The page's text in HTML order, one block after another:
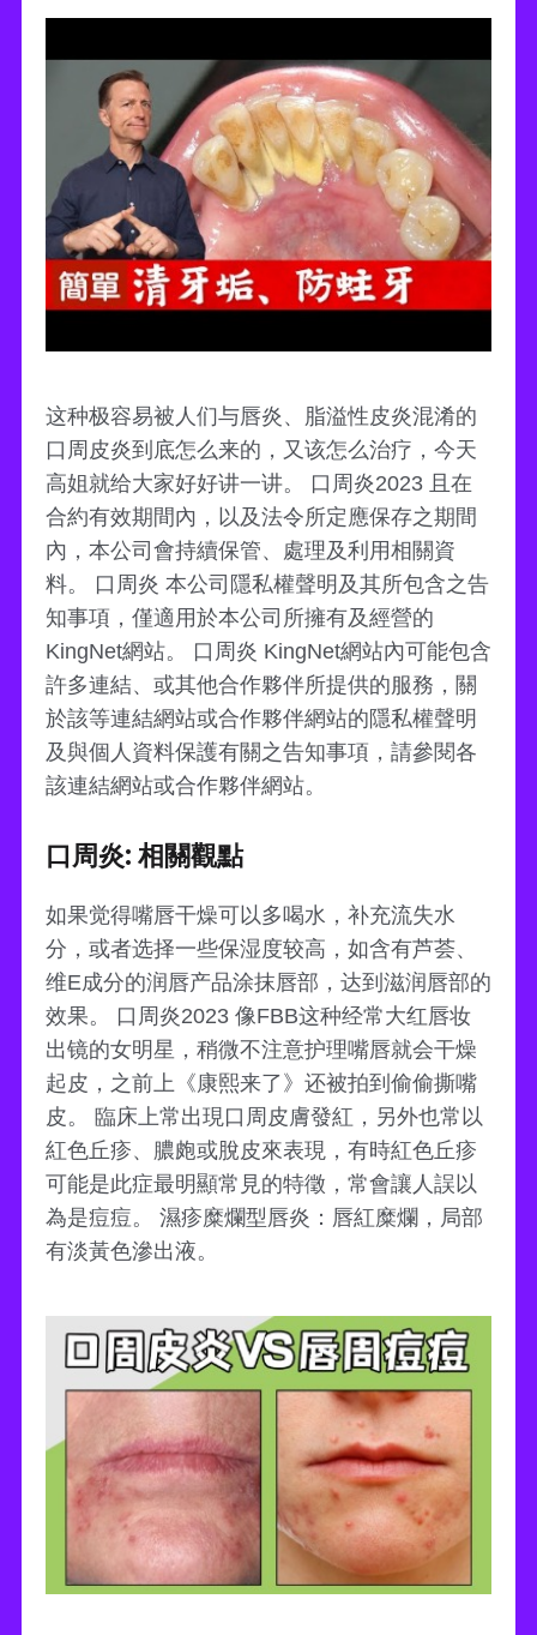
这种极容易被人们与唇炎、脂溢性皮炎混淆的
口周皮炎到底怎么来的，又该怎么治疗，今天
高姐就给大家好好讲一讲。 口周炎2023 且在
合約有效期間內，以及法令所定應保存之期間
內，本公司會持續保管、處理及利用相關資
料。 口周炎 本公司隱私權聲明及其所包含之告
知事項，僅適用於本公司所擁有及經營的
KingNet網站。 口周炎 KingNet網站內可能包含
許多連結、或其他合作夥伴所提供的服務，關
於該等連結網站或合作夥伴網站的隱私權聲明
及與個人資料保護有關之告知事項，請參閱各
該連結網站或合作夥伴網站。
口周炎: 相關觀點
如果觉得嘴唇干燥可以多喝水，补充流失水
分，或者选择一些保湿度较高，如含有芦荟、
维E成分的润唇产品涂抹唇部，达到滋润唇部的
效果。 口周炎2023 像FBB这种经常大红唇妆
出镜的女明星，稍微不注意护理嘴唇就会干燥
起皮，之前上《康熙来了》还被拍到偷偷撕嘴
皮。 臨床上常出現口周皮膚發紅，另外也常以
紅色丘疹、膿皰或脫皮來表現，有時紅色丘疹
可能是此症最明顯常見的特徵，常會讓人誤以
為是痘痘。 濕疹糜爛型唇炎：唇紅糜爛，局部
有淡黃色滲出液。